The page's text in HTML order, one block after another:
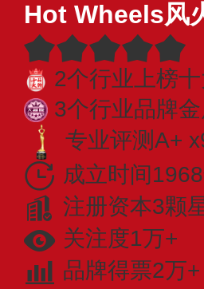
Hot Wheels风
2个行业上榜
3个行业品牌
专业评测A+
成立时间
注册资本3颗
关注度1万+
品牌得票2万+